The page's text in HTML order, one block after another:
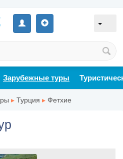
Зарубежные туры
▸ Турция ▸ Фетхие